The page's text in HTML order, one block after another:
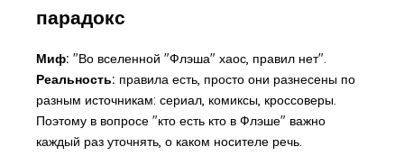
парадокс
Миф: "Во вселенной "Флэша" хаос, правил нет".
Реальность: правила есть, просто они разнесены по
разным источникам: сериал, комиксы, кроссоверы.
Поэтому в вопросе "кто есть кто в Флэше" важно
каждый раз уточнять, о каком носителе речь.